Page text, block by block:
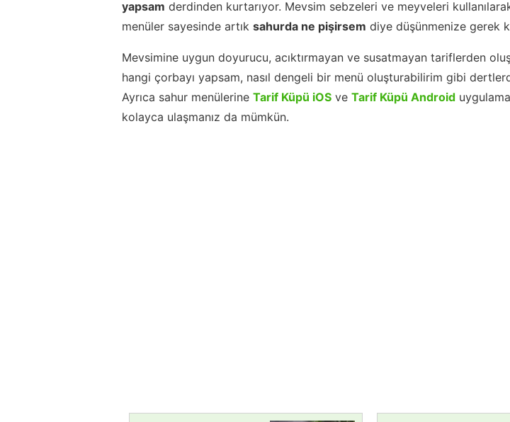
yapsam derdinden kurtarıyor. Mevsim sebzeleri ve meyveleri
menüler sayesinde artık sahurda ne pişirsem diye düşünmenize gerek
Mevsimine uygun doyurucu, acıktırmayan ve susatmayan tariflerden
hangi çorbayı yapsam, nasıl dengeli bir menü oluşturabilirim gibi
Ayrıca sahur menülerine Tarif Küpü iOS ve Tarif Küpü Android
kolayca ulaşmanız da mümkün.